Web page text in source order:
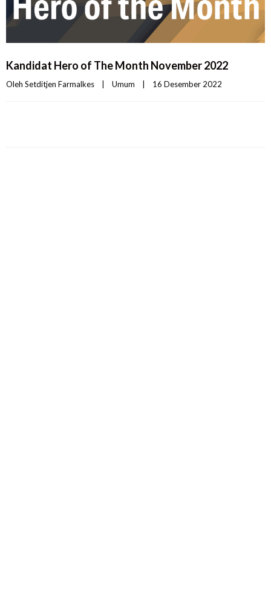
Kandidat Hero of The Month November 2022
Oleh Setditjen Farmalkes Umum 16 Desember 2022